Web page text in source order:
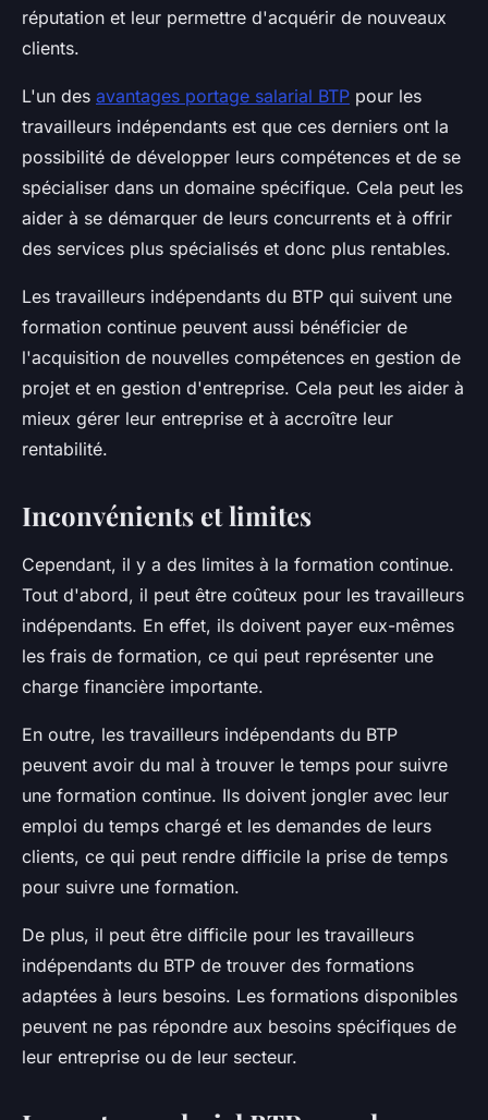
réputation et leur permettre d'acquérir de nouveaux
clients.
L'un des avantages portage salarial BTP pour les
travailleurs indépendants est que ces derniers ont la
possibilité de développer leurs compétences et de se
spécialiser dans un domaine spécifique. Cela peut les
aider à se démarquer de leurs concurrents et à offrir
des services plus spécialisés et donc plus rentables.
Les travailleurs indépendants du BTP qui suivent une
formation continue peuvent aussi bénéficier de
l'acquisition de nouvelles compétences en gestion de
projet et en gestion d'entreprise. Cela peut les aider à
mieux gérer leur entreprise et à accroître leur
rentabilité.
Inconvénients et limites
Cependant, il y a des limites à la formation continue.
Tout d'abord, il peut être coûteux pour les travailleurs
indépendants. En effet, ils doivent payer eux-mêmes
les frais de formation, ce qui peut représenter une
charge financière importante.
En outre, les travailleurs indépendants du BTP
peuvent avoir du mal à trouver le temps pour suivre
une formation continue. Ils doivent jongler avec leur
emploi du temps chargé et les demandes de leurs
clients, ce qui peut rendre difficile la prise de temps
pour suivre une formation.
De plus, il peut être difficile pour les travailleurs
indépendants du BTP de trouver des formations
adaptées à leurs besoins. Les formations disponibles
peuvent ne pas répondre aux besoins spécifiques de
leur entreprise ou de leur secteur.